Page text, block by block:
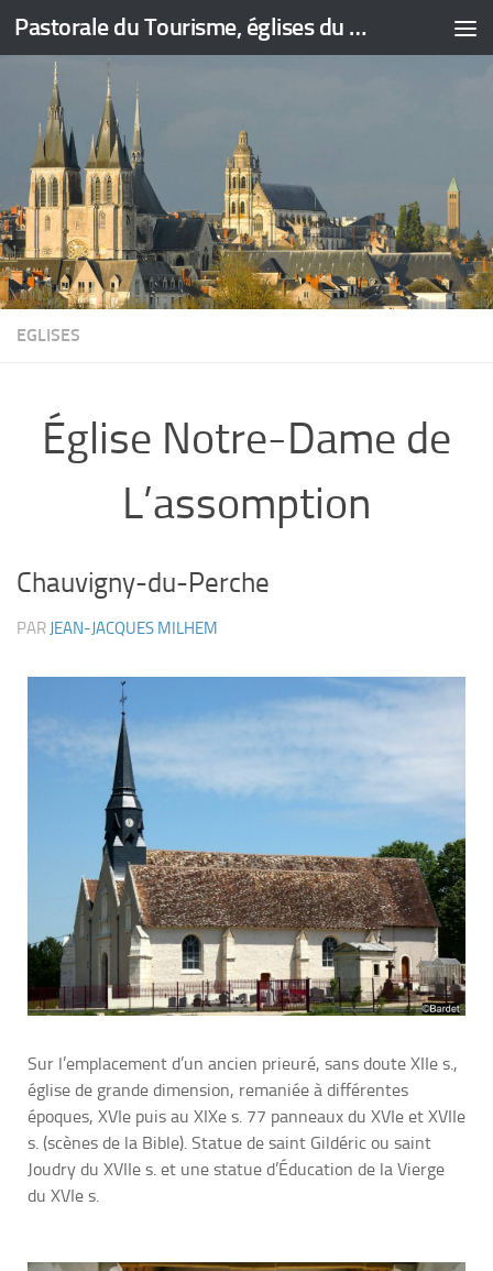
Skip to content Pastorale du Tourisme, églises du Loir-et-Cher
EGLISES
Église Notre-Dame de
L’assomption
Chauvigny-du-Perche
PAR JEAN-JACQUES MILHEM
Sur l’emplacement d’un ancien prieuré, sans doute XIIe s.,
église de grande dimension, remaniée à différentes
époques, XVIe puis au XIXe s. 77 panneaux du XVIe et XVIIe
s. (scènes de la Bible). Statue de saint Gildéric ou saint
Joudry du XVIIe s. et une statue d’Éducation de la Vierge
du XVIe s.